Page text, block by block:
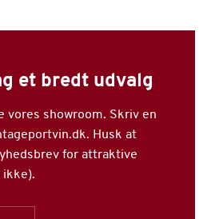
et bredt udvalg
vores showroom. Skriv en
Husk at
for attraktive
ikke).